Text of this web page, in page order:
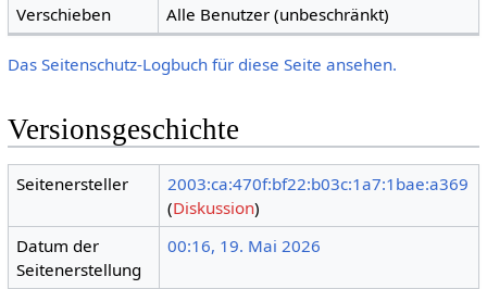
Verschieben
Alle Benutzer (unbeschränkt)
Das Seitenschutz-Logbuch für diese Seite ansehen.
Versionsgeschichte
Seitenersteller
2003:ca:470f:bf22:b03c:1a7:1bae:a369
(Diskussion)
Datum der
Seitenerstellung
00:16, 19. Mai 2026